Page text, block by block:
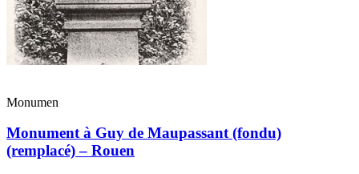
Monumen
Monument à Guy de Maupassant (fondu)
(remplacé) – Rouen